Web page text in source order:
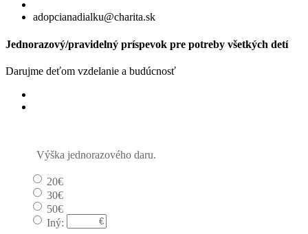
adopcianadialku@charita.sk
Jednorazový/pravidelný príspevok pre potreby všetkých detí
Darujme deťom vzdelanie a budúcnosť
Výška jednorazového daru.
20€
30€
50€
Iný: